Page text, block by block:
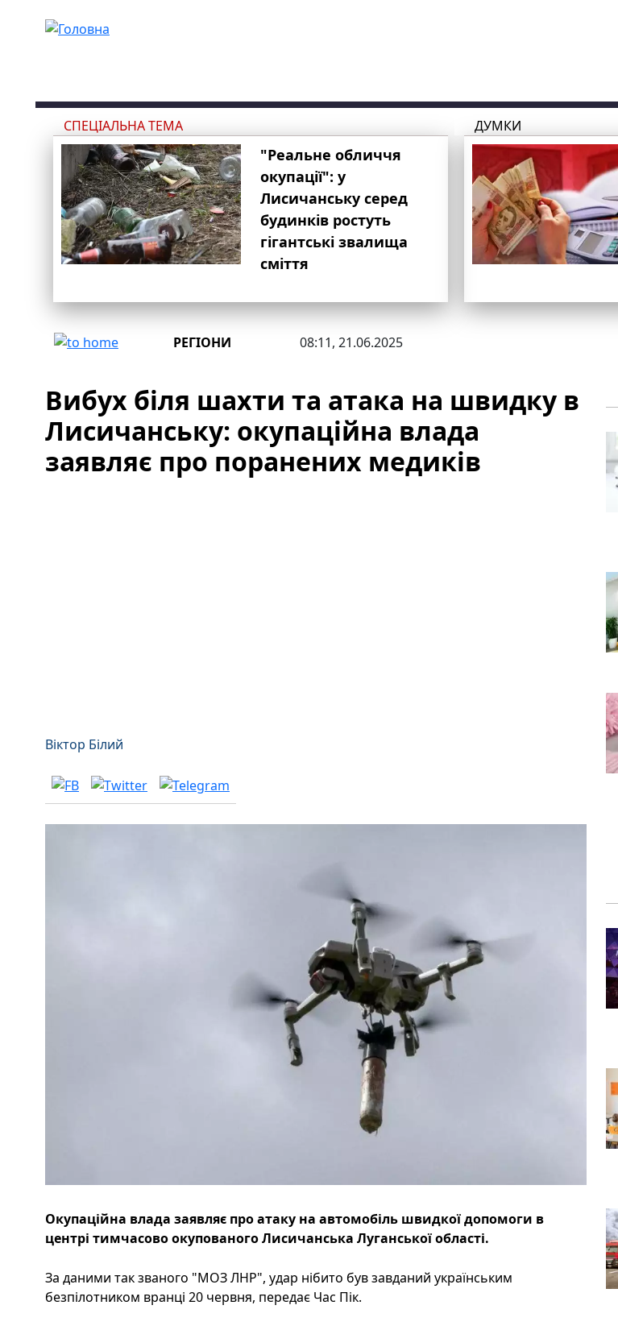
СПЕЦІАЛЬНА ТЕМА
"Реальне обличчя
окупації": у
Лисичанську серед
будинків ростуть
гігантські звалища
сміття
ДУМКИ
РЕГІОНИ 08:11, 21.06.2025
Вибух біля шахти та атака на швидку в
Лисичанську: окупаційна влада
заявляє про поранених медиків
Віктор Білий
Окупаційна влада заявляє про атаку на автомобіль швидкої допомоги в
центрі тимчасово окупованого Лисичанська Луганської області.
За даними так званого "МОЗ ЛНР", удар нібито був завданий українським
безпілотником вранці 20 червня, передає Час Пік.